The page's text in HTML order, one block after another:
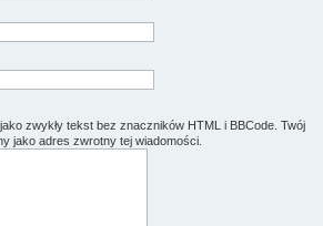
zwykły tekst bez znaczników HTML i BBCode. Twój
jako adres zwrotny tej wiadomości.